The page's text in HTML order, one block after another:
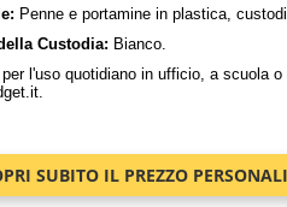
Penne e portamine in plastica,
Custodia: Bianco.
per l'uso quotidiano in ufficio, a scuola
SUBITO IL PREZZO